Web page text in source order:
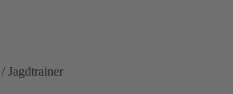
/ Jagdtrainer